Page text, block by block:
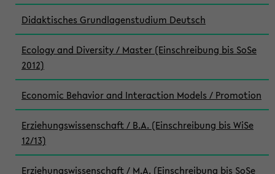
Didaktisches Grundlagenstudium Deutsch
Ecology and Diversity / Master (Einschreibung bis SoSe
2012)
Economic Behavior and Interaction Models / Promotion
Erziehungswissenschaft / B.A. (Einschreibung bis WiSe
12/13)
Erziehungswissenschaft / M.A. (Einschreibung bis SoSe